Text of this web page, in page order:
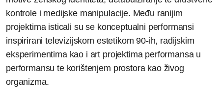
kontrole i medijske manipulacije. Među ranijim
projektima isticali su se konceptualni performansi
inspirirani televizijskom estetikom 90-ih, radijskim
eksperimentima kao i art projektima performansa u
performansu te korištenjem prostora kao živog
organizma.